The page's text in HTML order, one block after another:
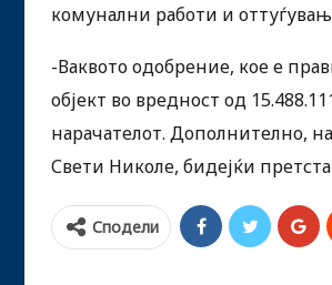
комунални работи и
-Ваквото одобрение, кое е
објект во вредност од
нарачателот. Дополнително,
Свети Николе, бидејќи
Сподели